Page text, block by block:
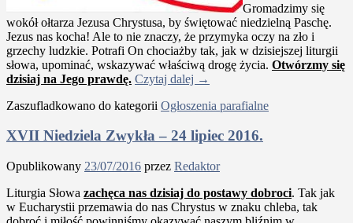
Gromadzimy się
wokół ołtarza Jezusa Chrystusa, by świętować niedzielną Paschę.
Jezus nas kocha! Ale to nie znaczy, że przymyka oczy na zło i
grzechy ludzkie. Potrafi On chociażby tak, jak w dzisiejszej liturgii
słowa, upominać, wskazywać właściwą drogę życia. Otwórzmy się
dzisiaj na Jego prawdę. Czytaj dalej →
Zaszufladkowano do kategorii Ogłoszenia parafialne
XVII Niedziela Zwykła – 24 lipiec 2016.
Opublikowany 23/07/2016 przez Redaktor
Liturgia Słowa zachęca nas dzisiaj do postawy dobroci. Tak jak
w Eucharystii przemawia do nas Chrystus w znaku chleba, tak